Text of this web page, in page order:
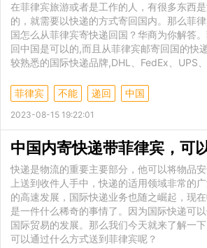
在菲律宾旅游或者是工作的人，有很多东西
的，就需要以快递的方式寄回国内。那么菲
国怎么从菲律宾寄快递回国？华商为你解答
回中国是可以的,而且从菲律宾邮寄回国的快
较熟悉的国际快递品牌,DHL、FedEx、UPS
菲律宾 不能 递回 中国
2023-08-15 19:22:01
中国内寄快递带菲律宾，可
快递是物流的重要主要部分，他可以将物品
上送到收件人手中，快递的适用领域非常的
的高速发展，国际快递业务也随之崛起，现
是一件什么稀奇的事情了。因为国际快递可
国际贸易的发展。那么我们今天就来了解一
可以通过什么方式送到菲律宾呢？